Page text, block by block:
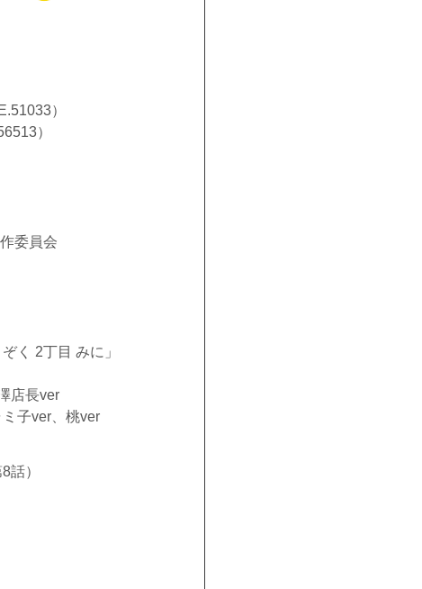
）
）
委員会
く 2丁目 みに」
店長ver
子ver、桃ver
話）